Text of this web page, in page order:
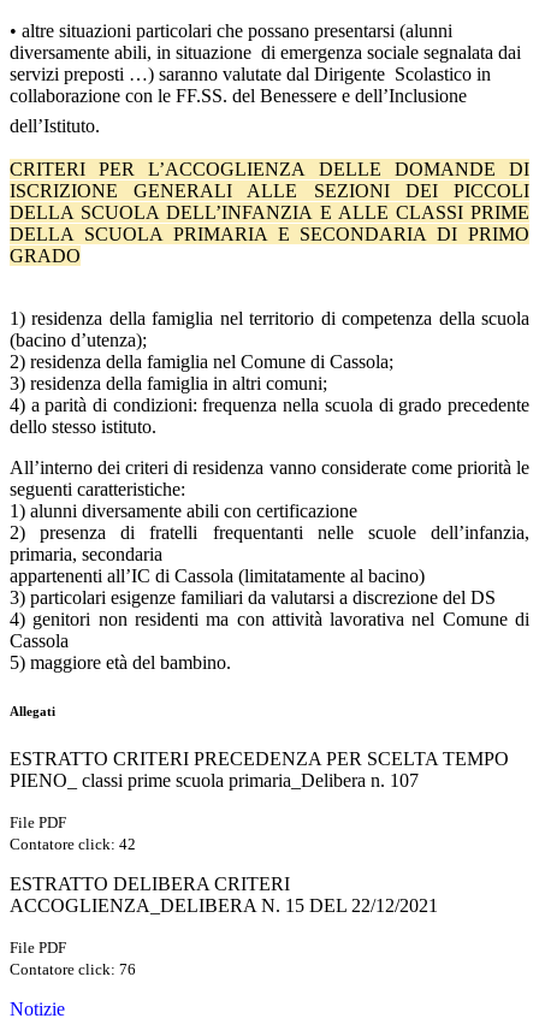
• altre situazioni particolari che possano presentarsi (alunni
diversamente abili, in situazione di emergenza sociale segnalata dai
servizi preposti …) saranno valutate dal Dirigente Scolastico in
collaborazione con le FF.SS. del Benessere e dell’Inclusione
dell’Istituto.
CRITERI PER L’ACCOGLIENZA DELLE DOMANDE DI
ISCRIZIONE GENERALI ALLE SEZIONI DEI PICCOLI
DELLA SCUOLA DELL’INFANZIA E ALLE CLASSI PRIME
DELLA SCUOLA PRIMARIA E SECONDARIA DI PRIMO
GRADO
1) residenza della famiglia nel territorio di competenza della scuola
(bacino d’utenza);
2) residenza della famiglia nel Comune di Cassola;
3) residenza della famiglia in altri comuni;
4) a parità di condizioni: frequenza nella scuola di grado precedente
dello stesso istituto.
All’interno dei criteri di residenza vanno considerate come priorità le
seguenti caratteristiche:
1) alunni diversamente abili con certificazione
2) presenza di fratelli frequentanti nelle scuole dell’infanzia,
primaria, secondaria
appartenenti all’IC di Cassola (limitatamente al bacino)
3) particolari esigenze familiari da valutarsi a discrezione del DS
4) genitori non residenti ma con attività lavorativa nel Comune di
Cassola
5) maggiore età del bambino.
Allegati
ESTRATTO CRITERI PRECEDENZA PER SCELTA TEMPO
PIENO_ classi prime scuola primaria_Delibera n. 107
File PDF
Contatore click: 42
ESTRATTO DELIBERA CRITERI
ACCOGLIENZA_DELIBERA N. 15 DEL 22/12/2021
File PDF
Contatore click: 76
Notizie